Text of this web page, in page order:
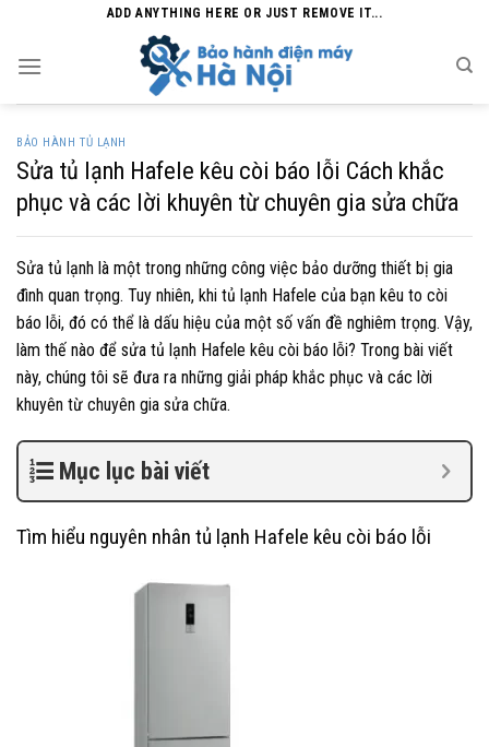
content
ADD ANYTHING HERE OR JUST REMOVE IT...
BẢO HÀNH TỦ LẠNH
Sửa tủ lạnh Hafele kêu còi báo lỗi Cách khắc
phục và các lời khuyên từ chuyên gia sửa chữa
Sửa tủ lạnh là một trong những công việc bảo dưỡng thiết bị gia
đình quan trọng. Tuy nhiên, khi tủ lạnh Hafele của bạn kêu to còi
báo lỗi, đó có thể là dấu hiệu của một số vấn đề nghiêm trọng. Vậy,
làm thế nào để sửa tủ lạnh Hafele kêu còi báo lỗi? Trong bài viết
này, chúng tôi sẽ đưa ra những giải pháp khắc phục và các lời
khuyên từ chuyên gia sửa chữa.
Mục lục bài viết
Tìm hiểu nguyên nhân tủ lạnh Hafele kêu còi báo lỗi